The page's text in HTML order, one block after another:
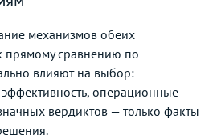
механизмов обеих
прямому сравнению по
влияют на выбор:
операционные
вердиктов — только факты